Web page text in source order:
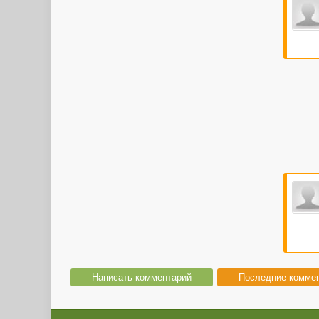
Написать комментарий Последние